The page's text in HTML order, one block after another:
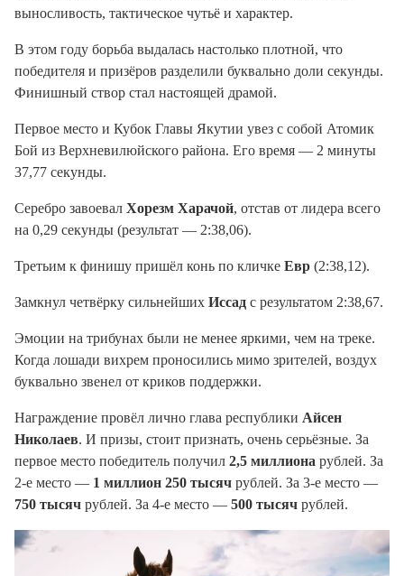
выносливость, тактическое чутьё и характер.
В этом году борьба выдалась настолько плотной, что
победителя и призёров разделили буквально доли секунды.
Финишный створ стал настоящей драмой.
Первое место и Кубок Главы Якутии увез с собой Атомик
Бой из Верхневилюйского района. Его время — 2 минуты
37,77 секунды.
Серебро завоевал Хорезм Харачой, отстав от лидера всего
на 0,29 секунды (результат — 2:38,06).
Третьим к финишу пришёл конь по кличке Евр (2:38,12).
Замкнул четвёрку сильнейших Иссад с результатом 2:38,67.
Эмоции на трибунах были не менее яркими, чем на треке.
Когда лошади вихрем проносились мимо зрителей, воздух
буквально звенел от криков поддержки.
Награждение провёл лично глава республики Айсен
Николаев. И призы, стоит признать, очень серьёзные. За
первое место победитель получил 2,5 миллиона рублей. За
2-е место — 1 миллион 250 тысяч рублей. За 3-е место —
750 тысяч рублей. За 4-е место — 500 тысяч рублей.